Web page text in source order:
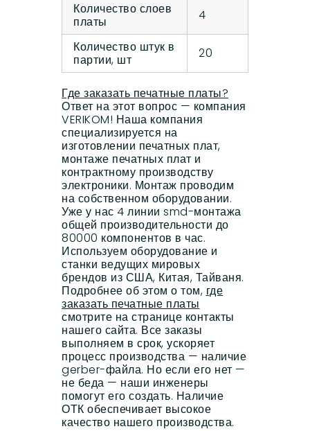
Количество слоев
платы
4
Количество штук в
партии, шт
20
Где заказать печатные платы?
Ответ на этот вопрос — компания
VERIKOM! Наша компания
специализируется на
изготовлении печатных плат,
монтаже печатных плат и
контрактному производству
электроники. Монтаж проводим
на собственном оборудовании.
Уже у нас 4 линии smd-монтажа
общей производительности до
80000 компонентов в час.
Используем оборудование и
станки ведущих мировых
брендов из США, Китая, Тайваня.
Подробнее об этом о том, где
заказать печатные платы
смотрите на странице контакты
нашего сайта. Все заказы
выполняем в срок, ускоряет
процесс производства — наличие
gerber-файла. Но если его нет —
не беда — наши инженеры
помогут его создать. Наличие
ОТК обеспечивает высокое
качество нашего производства.